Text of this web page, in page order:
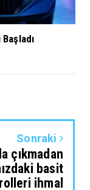
Sonraki
çıkmadan
basit
ihmal